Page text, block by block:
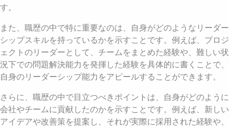
す。
また、職歴の中で特に重要なのは、自身がどのようなリーダー
シップスキルを持っているかを示すことです。例えば、プロジ
ェクトのリーダーとして、チームをまとめた経験や、難しい状
況下での問題解決能力を発揮した経験を具体的に書くことで、
自身のリーダーシップ能力をアピールすることができます。
さらに、職歴の中で目立つべきポイントは、自身がどのように
会社やチームに貢献したのかを示すことです。例えば、新しい
アイデアや改善策を提案し、それが実際に採用された経験や、